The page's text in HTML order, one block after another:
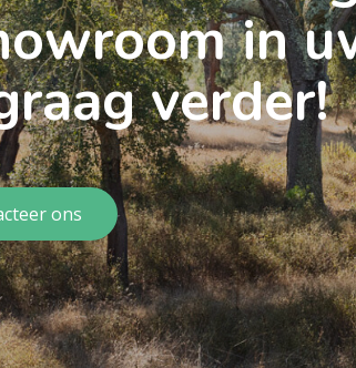
in
verder!
ons